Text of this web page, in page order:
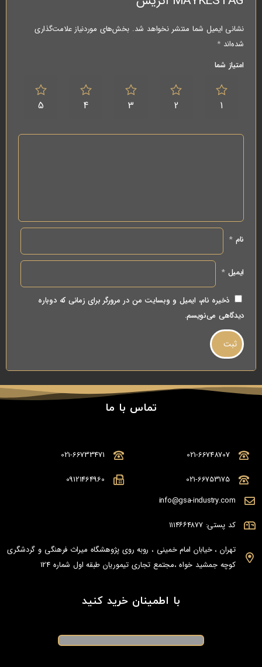
نشانی ایمیل شما منتشر نخواهد شد. بخش‌های موردنیاز علامت‌گذاری
شده‌اند*
امتیاز شما
1
2
3
4
5
نام*
ایمیل*
ذخیره نام، ایمیل و وبسایت من در مرورگر برای زمانی که دوباره
دیدگاهی می‌نویسم.
تماس با ما
021-66748707
021-66753175
021-66733471
09121464960
info@gsa-industry.com
کد پستی: ۱۱۱۴۶۶۴۸۷۷
تهران ، خیابان امام خمینی ، روبه روی پژوهشگاه میراث فرهنگی و گردشگری
کوچه جمشید خواه ،مجتمع تجاری تیموریان طبقه اول شماره 124
با اطمینان خرید کنید